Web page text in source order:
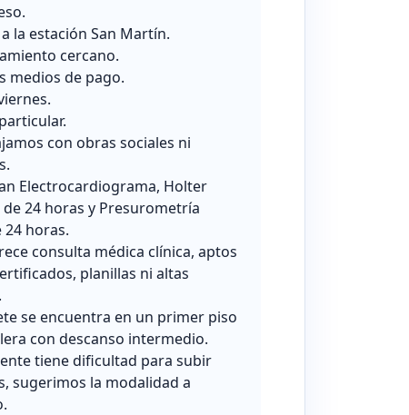
la estación San Martín.
cercano.
medios de pago.
con obras sociales ni
Electrocardiograma, Holter
24 horas y Presurometría
24 horas.
consulta médica clínica, aptos
planillas ni altas
se encuentra en un primer piso
con descanso intermedio.
tiene dificultad para subir
sugerimos la modalidad a